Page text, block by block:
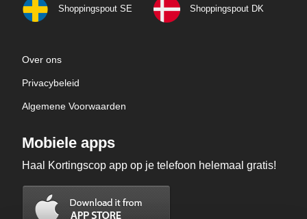
Shoppingspout SE Shoppingspout DK
Over ons
Privacybeleid
Algemene Voorwaarden
Mobiele apps
Haal Kortingscop app op je telefoon helemaal gratis!